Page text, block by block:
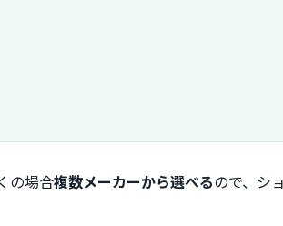
の場合複数メーカーから選べるので、シ